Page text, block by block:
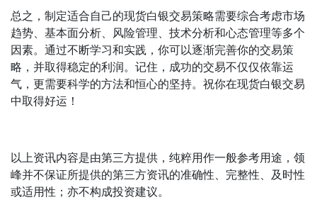
总之，制定适合自己的现货白银交易策略需要综合考虑市场
趋势、基本面分析、风险管理、技术分析和心态管理等多个
因素。通过不断学习和实践，你可以逐渐完善你的交易策
略，并取得稳定的利润。记住，成功的交易不仅仅依靠运
气，更需要科学的方法和恒心的坚持。祝你在现货白银交易
中取得好运！
以上资讯内容是由第三方提供，纯粹用作一般参考用途，领
峰并不保证所提供的第三方资讯的准确性、完整性、及时性
或适用性；亦不构成投资建议。